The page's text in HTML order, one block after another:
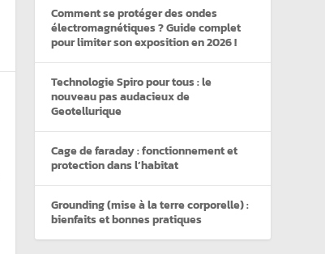
Comment se protéger des ondes
électromagnétiques ? Guide complet
pour limiter son exposition en 2026 !
Technologie Spiro pour tous : le
nouveau pas audacieux de
Geotellurique
Cage de faraday : fonctionnement et
protection dans l’habitat
Grounding (mise à la terre corporelle) :
bienfaits et bonnes pratiques